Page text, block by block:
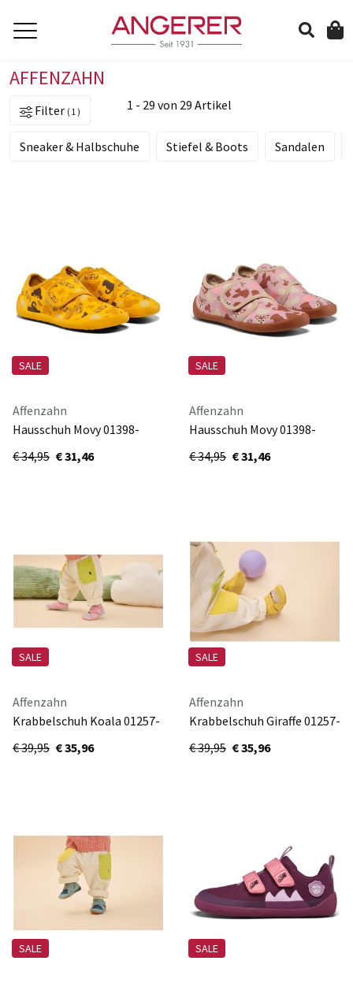
AFFENZAHN
Filter 1 1 - 29 von 29 Artikel
Sneaker & Halbschuhe Stiefel & Boots Sandalen
SALE
Affenzahn
Hausschuh Movy 01398-
10009
€ 34,95 € 31,46
SALE
Affenzahn
Hausschuh Movy 01398-
40141
€ 34,95 € 31,46
SALE
Affenzahn
Krabbelschuh Koala 01257-
40131-625
€ 39,95 € 35,96
SALE
Affenzahn
Krabbelschuh Giraffe 01257-
60097-685
€ 39,95 € 35,96
SALE SALE